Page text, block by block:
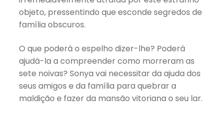
objeto, pressentindo que esconde segredos de
família obscuros.
O que poderá o espelho dizer-lhe? Poderá
ajudá-la a compreender como morreram as
sete noivas? Sonya vai necessitar da ajuda dos
seus amigos e da família para quebrar a
maldição e fazer da mansão vitoriana o seu lar.